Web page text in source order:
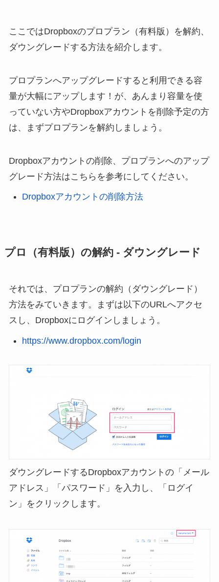
ここではDropboxのプロプラン（有料版）を解約、
ダウングレードする方法を紹介します。
プロプランへアップグレードすると利用できる容
量が大幅にアップします！が、あんまり容量を使
っていない方やDropboxアカウントを削除予定の方
は、まずプロプランを解約しましょう。
Dropboxアカウントの削除、プロプランへのアップ
グレード方法はこちらを参考にしてください。
Dropboxアカウントの削除方法
プロ（有料版）の解約 - ダウングレード
それでは、プロプランの解約（ダウングレード）
方法をみていきます。まずは以下のURLへアクセ
スし、Dropboxにログインしましょう。
https://www.dropbox.com/login
ダウングレードするDropboxアカウントの「メール
アドレス」「パスワード」を入力し、「ログイ
ン」をクリックします。